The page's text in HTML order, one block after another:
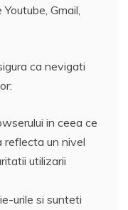
Gmail,
ca nevigati
in ceea ce
reflecta un nivel
utilizarii
urile si sunteti